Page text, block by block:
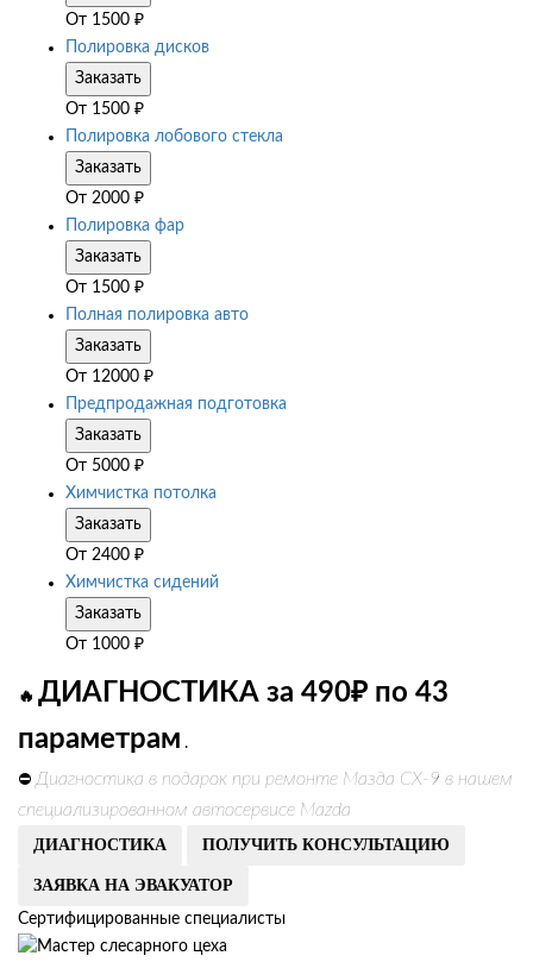
От 1500 ₽
Полировка дисков
Заказать
От 1500 ₽
Полировка лобового стекла
Заказать
От 2000 ₽
Полировка фар
Заказать
От 1500 ₽
Полная полировка авто
Заказать
От 12000 ₽
Предпродажная подготовка
Заказать
От 5000 ₽
Химчистка потолка
Заказать
От 2400 ₽
Химчистка сидений
Заказать
От 1000 ₽
🔥 ДИАГНОСТИКА за 490₽ по 43
параметрам .
⛔ Диагностика в подарок при ремонте Мазда СХ-9 в нашем
специализированном автосервисе Mazda
ДИАГНОСТИКА ПОЛУЧИТЬ КОНСУЛЬТАЦИЮ
ЗАЯВКА НА ЭВАКУАТОР
Сертифицированные специалисты